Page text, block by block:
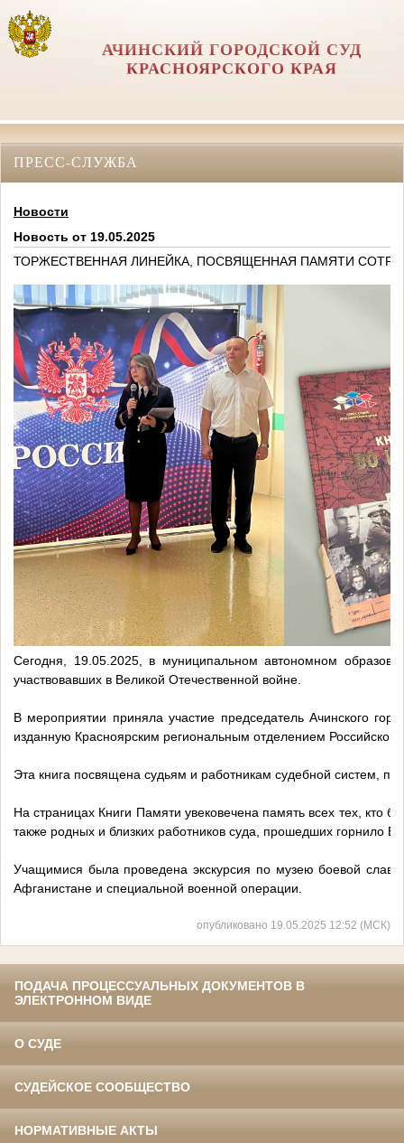
АЧИНСКИЙ ГОРОДСКОЙ СУД
КРАСНОЯРСКОГО КРАЯ
ПРЕСС-СЛУЖБА
Новости
Новость от 19.05.2025
ТОРЖЕСТВЕННАЯ ЛИНЕЙКА, ПОСВЯЩЕННАЯ ПАМЯТИ
Сегодня, 19.05.2025, в муниципальном автономном
участвовавших в Великой Отечественной войне.
В мероприятии приняла участие председатель Ачинского
изданную Красноярским региональным отделением
Эта книга посвящена судьям и работникам судебной систем,
На страницах Книги Памяти увековечена память всех тех, кто
также родных и близких работников суда, прошедших горнило
Учащимися была проведена экскурсия по музею боевой
Афганистане и специальной военной операции.
опубликовано 19.05.2025 12:52 (МСК)
ПОДАЧА ПРОЦЕССУАЛЬНЫХ ДОКУМЕНТОВ В
ЭЛЕКТРОННОМ ВИДЕ
О СУДЕ
СУДЕЙСКОЕ СООБЩЕСТВО
НОРМАТИВНЫЕ АКТЫ